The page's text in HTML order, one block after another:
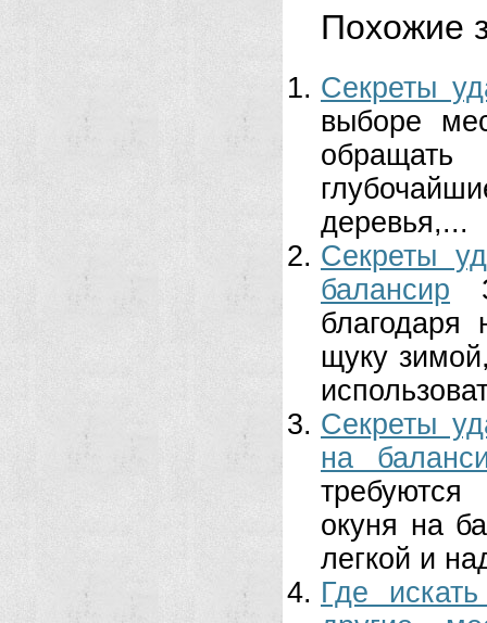
Похожие
Секреты
выборе
деревья,...
Секреты
балансир
благодаря
щуку
Секреты
на
окуня на
легкой и
Где